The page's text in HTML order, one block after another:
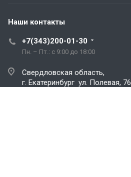
Наши контакты
+7(343)200-01-30
Пн. – Пт.: с 9:00 до 18:00
Свердловская область,
г. Екатеринбург ул. Полевая, 76